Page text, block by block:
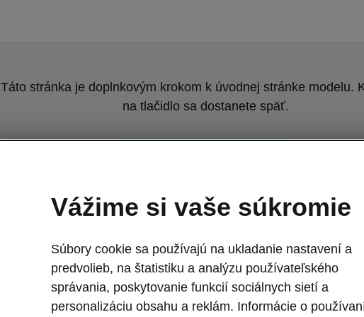
Táto stránka je doplnkovým krokom k úvodnej stránke modelu.
na tlačidlo sa dostanete späť.
Nová Škoda
Vážime si vaše súkromie
Súbory cookie sa používajú na ukladanie nastavení a
predvolieb, na štatistiku a analýzu používateľského
správania, poskytovanie funkcií sociálnych sietí a
personalizáciu obsahu a reklám. Informácie o